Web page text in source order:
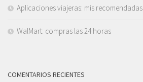
Aplicaciones viajeras: mis recomendadas
WalMart: compras las 24 horas
COMENTARIOS RECIENTES